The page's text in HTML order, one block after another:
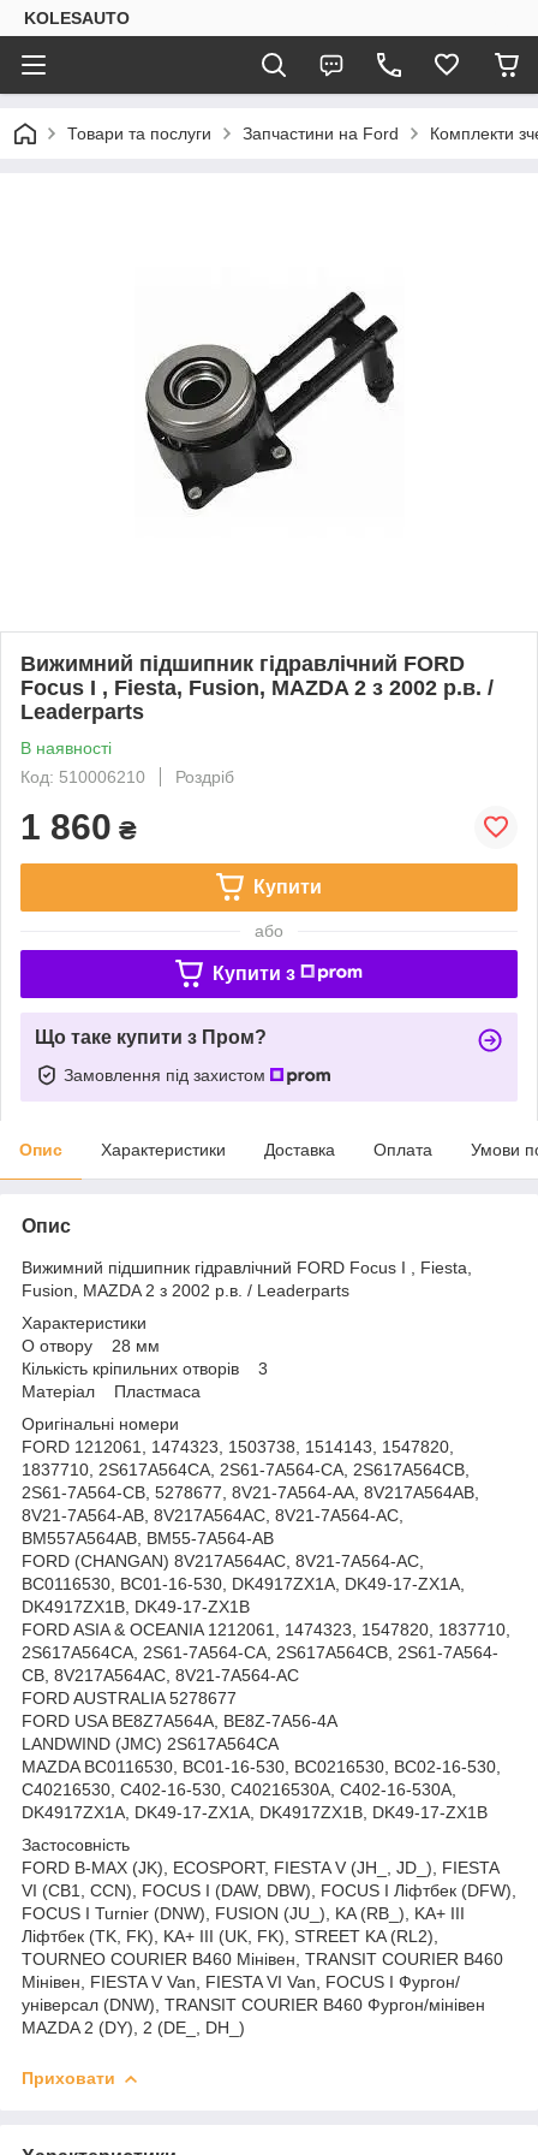
KOLESAUTO
Товари та послуги Запчастини на Ford Комплекти
Вижимний підшипник гідравлічний FORD
Focus I , Fiesta, Fusion, MAZDA 2 з 2002 р.в. /
Leaderparts
В наявності
Код: 510006210
Роздріб
1 860 ₴
Купити
або
Купити з
Що таке купити з Пром?
Замовлення під захистом
Опис Характеристики Доставка Оплата Умови
Опис
Вижимний підшипник гідравлічний FORD Focus I , Fiesta,
Fusion, MAZDA 2 з 2002 р.в. / Leaderparts
Характеристики
O отвору 28 мм
Кількість кріпильних отворів 3
Матеріал Пластмаса
Оригінальні номери
FORD 1212061, 1474323, 1503738, 1514143, 1547820,
1837710, 2S617A564CA, 2S61-7A564-CA, 2S617A564CB,
2S61-7A564-CB, 5278677, 8V21-7A564-AA, 8V217A564AB,
8V21-7A564-AB, 8V217A564AC, 8V21-7A564-AC,
BM557A564AB, BM55-7A564-AB
FORD (CHANGAN) 8V217A564AC, 8V21-7A564-AC,
BC0116530, BC01-16-530, DK4917ZX1A, DK49-17-ZX1A,
DK4917ZX1B, DK49-17-ZX1B
FORD ASIA & OCEANIA 1212061, 1474323, 1547820, 1837710,
2S617A564CA, 2S61-7A564-CA, 2S617A564CB, 2S61-7A564-
CB, 8V217A564AC, 8V21-7A564-AC
FORD AUSTRALIA 5278677
FORD USA BE8Z7A564A, BE8Z-7A56-4A
LANDWIND (JMC) 2S617A564CA
MAZDA BC0116530, BC01-16-530, BC0216530, BC02-16-530,
C40216530, C402-16-530, C40216530A, C402-16-530A,
DK4917ZX1A, DK49-17-ZX1A, DK4917ZX1B, DK49-17-ZX1B
Застосовність
FORD B-MAX (JK), ECOSPORT, FIESTA V (JH_, JD_), FIESTA
VI (CB1, CCN), FOCUS I (DAW, DBW), FOCUS I Ліфтбек (DFW),
FOCUS I Turnier (DNW), FUSION (JU_), KA (RB_), KA+ III
Ліфтбек (TK, FK), KA+ III (UK, FK), STREET KA (RL2),
TOURNEO COURIER B460 Мінівен, TRANSIT COURIER B460
Мінівен, FIESTA V Van, FIESTA VI Van, FOCUS I Фургон/
універсал (DNW), TRANSIT COURIER B460 Фургон/мінівен
MAZDA 2 (DY), 2 (DE_, DH_)
Приховати